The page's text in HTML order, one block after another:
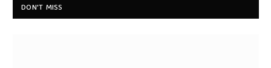
DON'T MISS